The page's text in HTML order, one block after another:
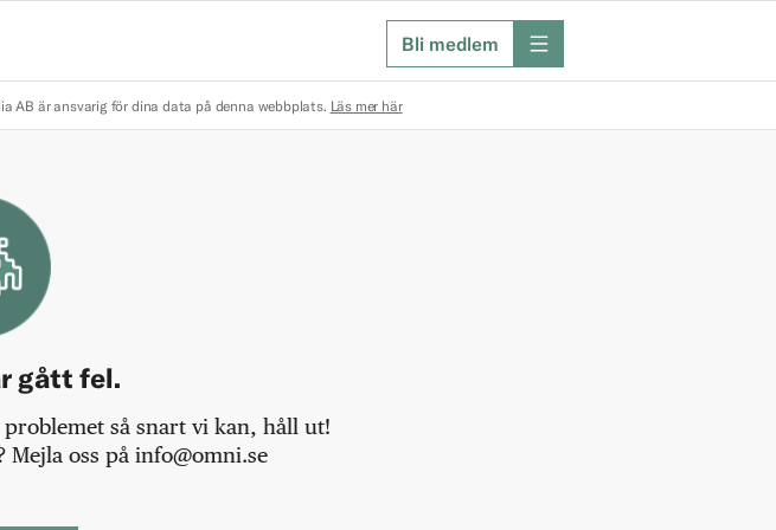
Bli medlem meny
AB är ansvarig för dina data på denna webbplats. Läs mer här
gått fel.
så snart vi kan, håll ut!
oss på info@omni.se